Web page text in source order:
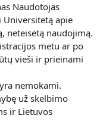
Naudotojas
apie
neteisėtą naudojimą.
metu ar po
vieši ir prieinami
nemokami.
už skelbimo
ir Lietuvos